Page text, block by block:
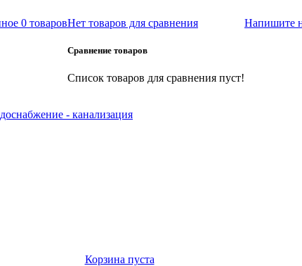
0 товаровНет товаров для сравнения
Сравнение товаров
Список товаров для сравнения пуст!
Напишите
- канализация
Корзина пуста